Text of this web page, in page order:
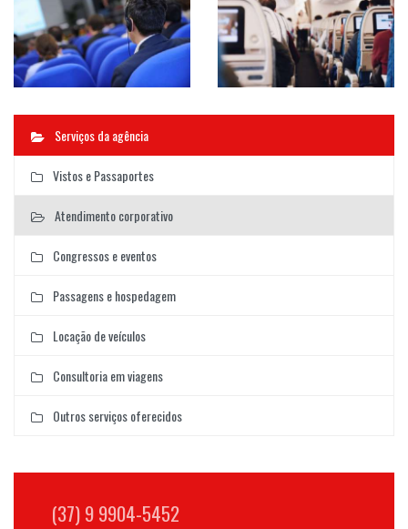
Serviços da agência
Vistos e Passaportes
Atendimento corporativo
Congressos e eventos
Passagens e hospedagem
Locação de veículos
Consultoria em viagens
Outros serviços oferecidos
(37) 9 9904-5452